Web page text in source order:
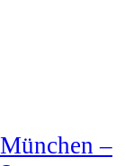
–